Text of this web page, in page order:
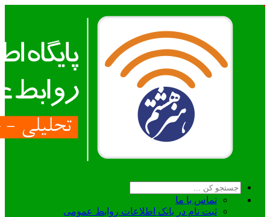
تماس با ما
ثبت نام در بانک اطلاعات روابط عمومی